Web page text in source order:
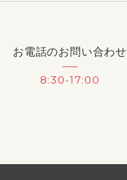
お電話のお問い合わせ
8:30-17:00